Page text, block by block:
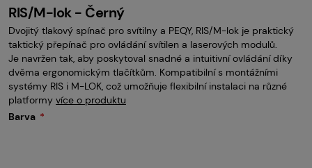
Výstroj Oblečení / boty Pyrotechnika
II.Jakost Vstupenky na akce Dětské tábory
RIS/M-lok - Černý
Dvojitý tlakový spínač pro svítilny a PEQY, RIS/M-lok je praktický
taktický přepínač pro ovládání svítilen a laserových modulů.
Je navržen tak, aby poskytoval snadné a intuitivní ovládání díky
dvěma ergonomickým tlačítkům. Kompatibilní s montážními
systémy RIS i M-LOK, což umožňuje flexibilní instalaci na různé
platformy více o produktu
Barva